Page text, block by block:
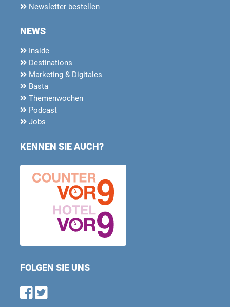
Newsletter bestellen
NEWS
Inside
Destinations
Marketing & Digitales
Basta
Themenwochen
Podcast
Jobs
KENNEN SIE AUCH?
FOLGEN SIE UNS
Find us on Facebook
Follow us on Twitter